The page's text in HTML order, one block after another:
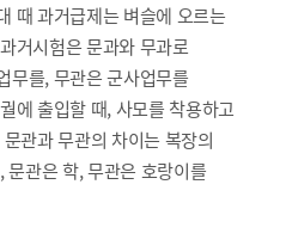
때 과거급제는 벼슬에 오르는
거시험은 문과와 무과로
무를, 무관은 군사업무를
에 출입할 때, 사모를 착용하고
관과 무관의 차이는 복장의
관은 학, 무관은 호랑이를